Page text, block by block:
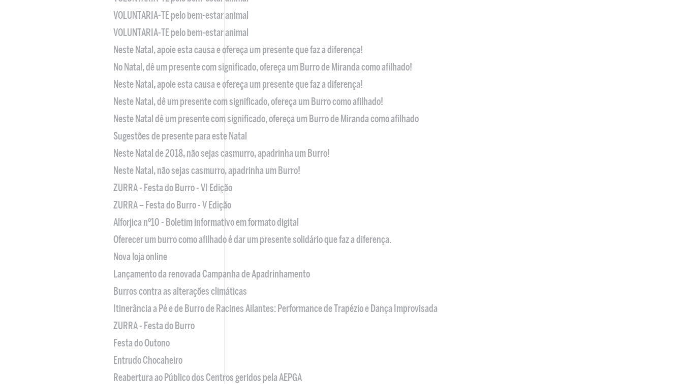
VOLUNTARIA-TE pelo bem-estar animal
VOLUNTARIA-TE pelo bem-estar animal
Neste Natal, apoie esta causa e ofereça um presente que faz a diferença!
No Natal, dê um presente com significado, ofereça um Burro de Miranda como afilhado!
Neste Natal, apoie esta causa e ofereça um presente que faz a diferença!
Neste Natal, dê um presente com significado, ofereça um Burro como afilhado!
Neste Natal dê um presente com significado, ofereça um Burro de Miranda como afilhado
Sugestões de presente para este Natal
Neste Natal de 2018, não sejas casmurro, apadrinha um Burro!
Neste Natal, não sejas casmurro, apadrinha um Burro!
ZURRA - Festa do Burro - VI Edição
ZURRA – Festa do Burro - V Edição
Alforjica nº10 - Boletim informativo em formato digital
Oferecer um burro como afilhado é dar um presente solidário que faz a diferença.
Nova loja online
Lançamento da renovada Campanha de Apadrinhamento
Burros contra as alterações climáticas
Itinerância a Pé e de Burro de Racines Ailantes: Performance de Trapézio e Dança Improvisada
ZURRA - Festa do Burro
Festa do Outono
Entrudo Chocaheiro
Reabertura ao Público dos Centros geridos pela AEPGA